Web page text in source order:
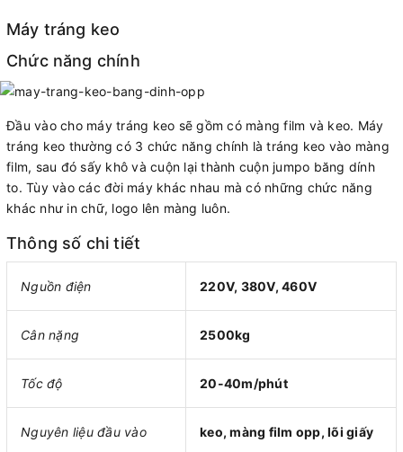
Máy tráng keo
Chức năng chính
Đầu vào cho máy tráng keo sẽ gồm có màng film và keo. Máy
tráng keo thường có 3 chức năng chính là tráng keo vào màng
film, sau đó sấy khô và cuộn lại thành cuộn jumpo băng dính
to. Tùy vào các đời máy khác nhau mà có những chức năng
khác như in chữ, logo lên màng luôn.
Thông số chi tiết
Nguồn điện 220V, 380V, 460V
Cân nặng 2500kg
Tốc độ 20-40m/phút
Nguyên liệu đầu vào keo, màng film opp, lõi giấy